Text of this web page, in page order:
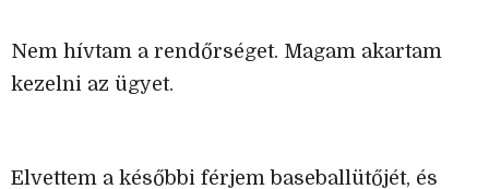
Nem hívtam a rendőrséget. Magam akartam
kezelni az ügyet.
Elvettem a későbbi férjem baseballütőjét, és